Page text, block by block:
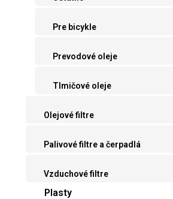
Pre bicykle
Prevodové oleje
Tlmičové oleje
Olejové filtre
Palivové filtre a čerpadlá
Vzduchové filtre
Plasty